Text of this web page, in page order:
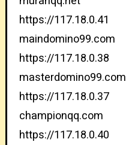
https://117.18.0.41
maindomino99.com
https://117.18.0.38
masterdomino99.com
https://117.18.0.37
championqq.com
https://117.18.0.40